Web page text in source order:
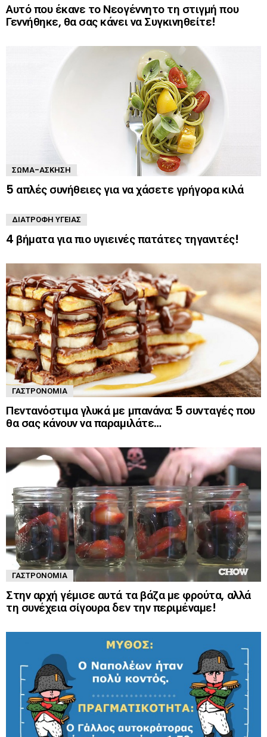
Αυτό που έκανε το Νεογέννητο τη στιγμή που
Γεννήθηκε, θα σας κάνει να Συγκινηθείτε!
ΣΏΜΑ-ΆΣΚΗΣΗ
5 απλές συνήθειες για να χάσετε γρήγορα κιλά
ΔΙΑΤΡΟΦΉ ΥΓΕΊΑΣ
4 βήματα για πιο υγιεινές πατάτες τηγανιτές!
ΓΑΣΤΡΟΝΟΜΊΑ
Πεντανόστιμα γλυκά με μπανάνα: 5 συνταγές που
θα σας κάνουν να παραμιλάτε…
ΓΑΣΤΡΟΝΟΜΊΑ
Στην αρχή γέμισε αυτά τα βάζα με φρούτα, αλλά
τη συνέχεια σίγουρα δεν την περιμέναμε!